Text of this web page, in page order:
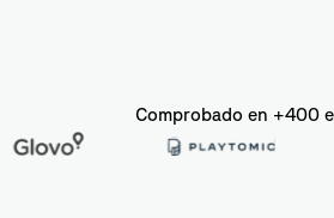
Comprobado en +400